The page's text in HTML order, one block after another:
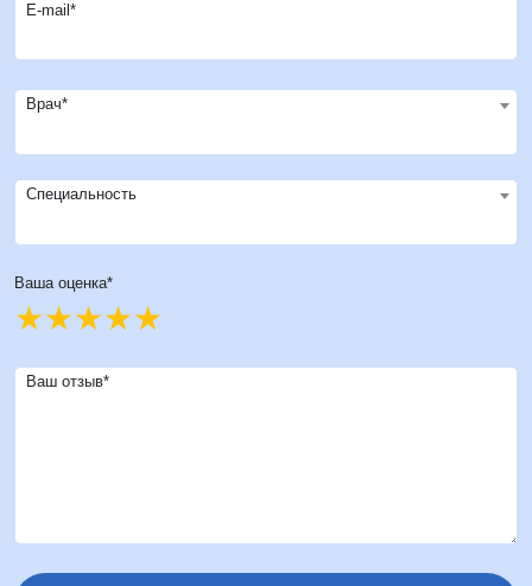
E-mail*
Врач*
Специальность
Ваша оценка*
Ваш отзыв*